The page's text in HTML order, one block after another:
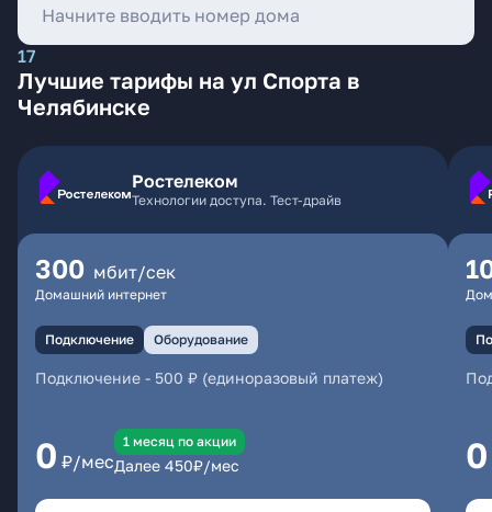
17
Лучшие тарифы на ул Спорта в
Челябинске
Ростелеком
Технологии доступа. Тест-драйв
300 мбит/сек
Домашний интернет
Подключение Оборудование
Подключение - 500 ₽ (единоразовый платеж)
0 ₽/мес
1 месяц по акции
Далее 450₽/мес 0